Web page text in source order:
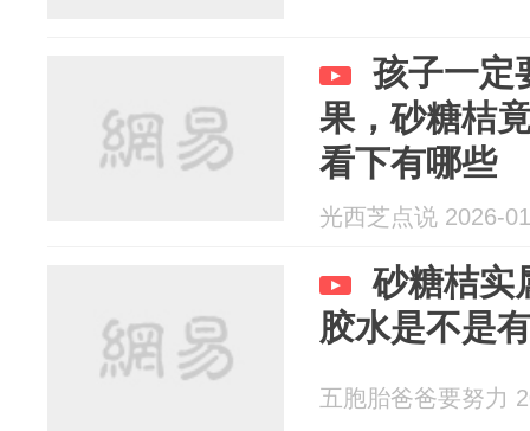
孩子一定
果，砂糖桔
看下有哪些
光西芝点说 2026-
砂糖桔实
胶水是不是
五胞胎爸爸要努力